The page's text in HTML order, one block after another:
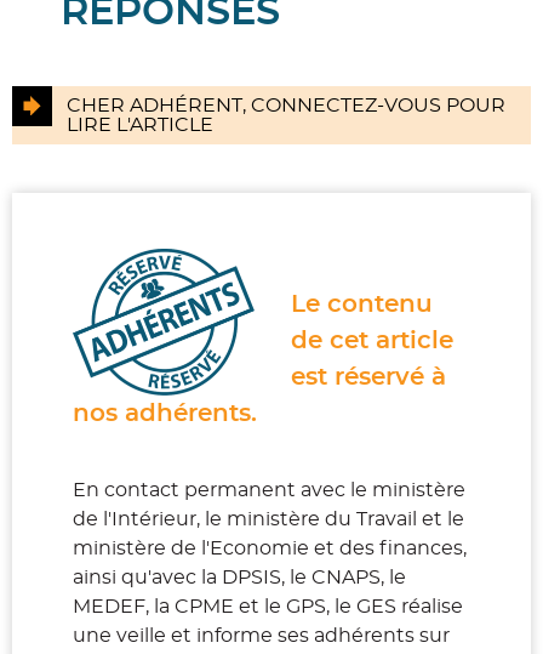
RÉPONSES
CHER ADHÉRENT, CONNECTEZ-VOUS POUR
LIRE L'ARTICLE
Le contenu
de cet article
est réservé à
nos adhérents.
En contact permanent avec le ministère
de l'Intérieur, le ministère du Travail et le
ministère de l'Economie et des finances,
ainsi qu'avec la DPSIS, le CNAPS, le
MEDEF, la CPME et le GPS, le GES réalise
une veille et informe ses adhérents sur